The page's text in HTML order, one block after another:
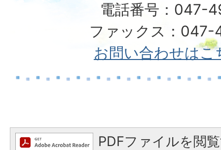
電話番号：047-
ファックス：047-
お問い合わせはこ
PDFファイルを閲